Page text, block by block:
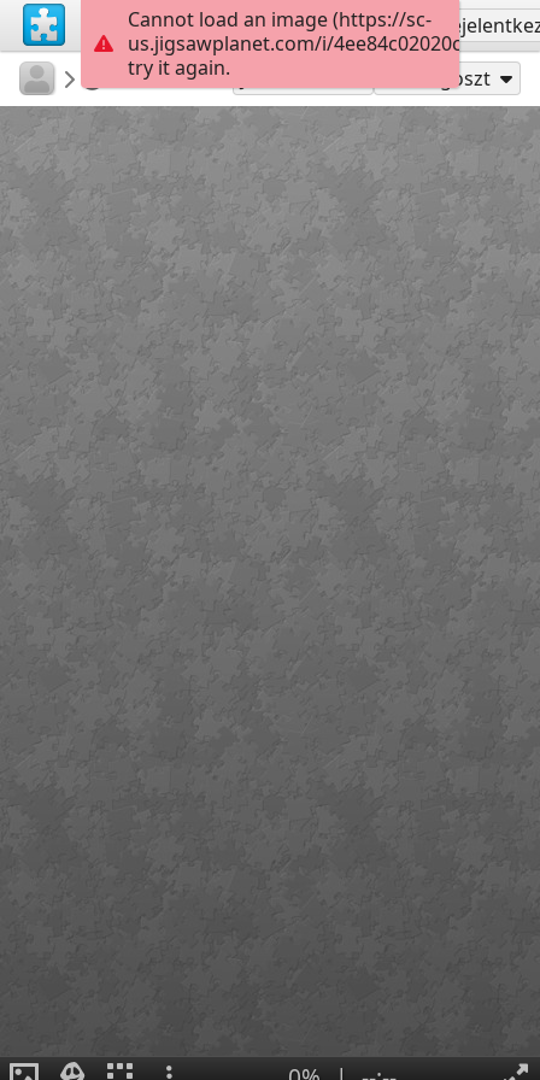
Regisztrálás
sodb2018
книга
Квіти Megoszt
Cannot load an image (https://sc-
us.jigsawplanet.com/i/
try it again.